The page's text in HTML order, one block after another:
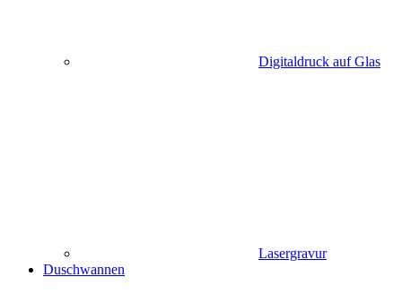
Digitaldruck auf Glas
Lasergravur
Duschwannen